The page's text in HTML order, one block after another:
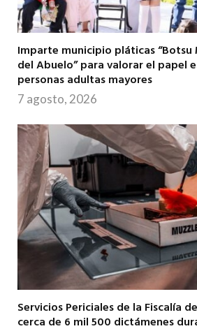
Imparte municipio pláticas “Botsu
del Abuelo” para valorar el papel
personas adultas mayores
7 agosto, 2026
Servicios Periciales de la Fiscalía
cerca de 6 mil 500 dictámenes